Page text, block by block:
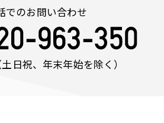
でのお問い合わせ
土日祝、年末年始を除く）